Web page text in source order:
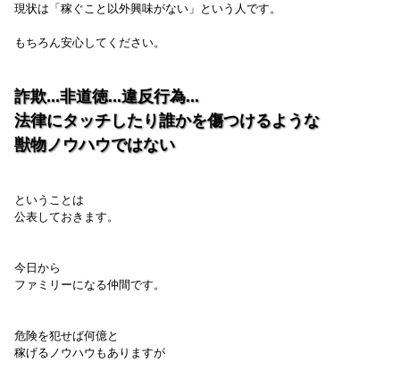
現状は「稼ぐこと以外興味がない」という人です。
もちろん安心してください。
詐欺...非道徳...違反行為...
法律にタッチしたり誰かを傷つけるような
獣物ノウハウではない
ということは
公表しておきます。
今日から
ファミリーになる仲間です。
危険を犯せば何億と
稼げるノウハウもありますが